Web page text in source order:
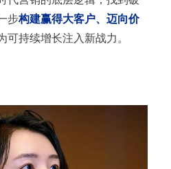
步构建赢得大客户、迈向价
可持续增长注入新战力。